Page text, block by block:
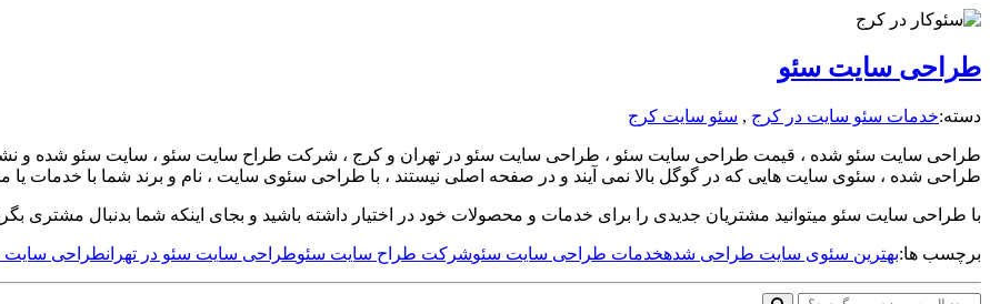
طراحی سایت سئو
دسته:خدمات سئو سایت در کرج , سئو سایت کرج
طراحی سایت سئو شده ، قیمت طراحی سایت سئو ، طراحی سایت سئو در تهران و کرج ، شرکت طراح سایت سئو ، سایت سئو شده و
طراحی شده ، سئوی سایت هایی که در گوگل بالا نمی آیند و در صفحه اصلی نیستند ، با طراحی سئوی سایت ، نام و برند شما با خدمات
با طراحی سایت سئو میتوانید مشتریان جدیدی را برای خدمات و محصولات خود در اختیار داشته باشید و بجای اینکه شما بدنبال مشتری
برچسب ها:بهترین سئوی سایت طراحی شدهخدمات طراحی سایت سئوشرکت طراح سایت سئوطراحی سایت سئو در تهرانطراحی سایت